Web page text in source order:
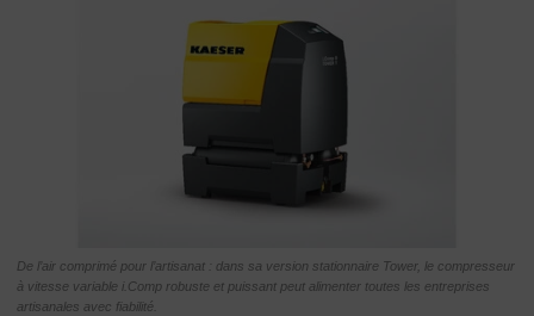
général
De l’air comprimé pour l’artisanat : dans sa version stationnaire Tower, le compresseur
à vitesse variable i.Comp robuste et puissant peut alimenter toutes les entreprises
artisanales avec fiabilité.